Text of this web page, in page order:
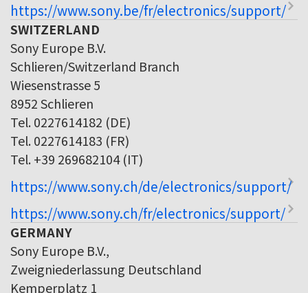
https://www.sony.be/fr/electronics/support/
SWITZERLAND
Sony Europe B.V.
Schlieren/Switzerland Branch
Wiesenstrasse 5
8952 Schlieren
Tel. 0227614182 (DE)
Tel. 0227614183 (FR)
Tel. +39 269682104 (IT)
https://www.sony.ch/de/electronics/support/
https://www.sony.ch/fr/electronics/support/
GERMANY
Sony Europe B.V.,
Zweigniederlassung Deutschland
Kemperplatz 1